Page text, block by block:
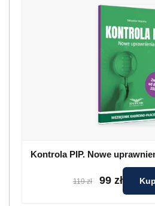
Kontrola PIP. Nowe
119 zł 99 zł